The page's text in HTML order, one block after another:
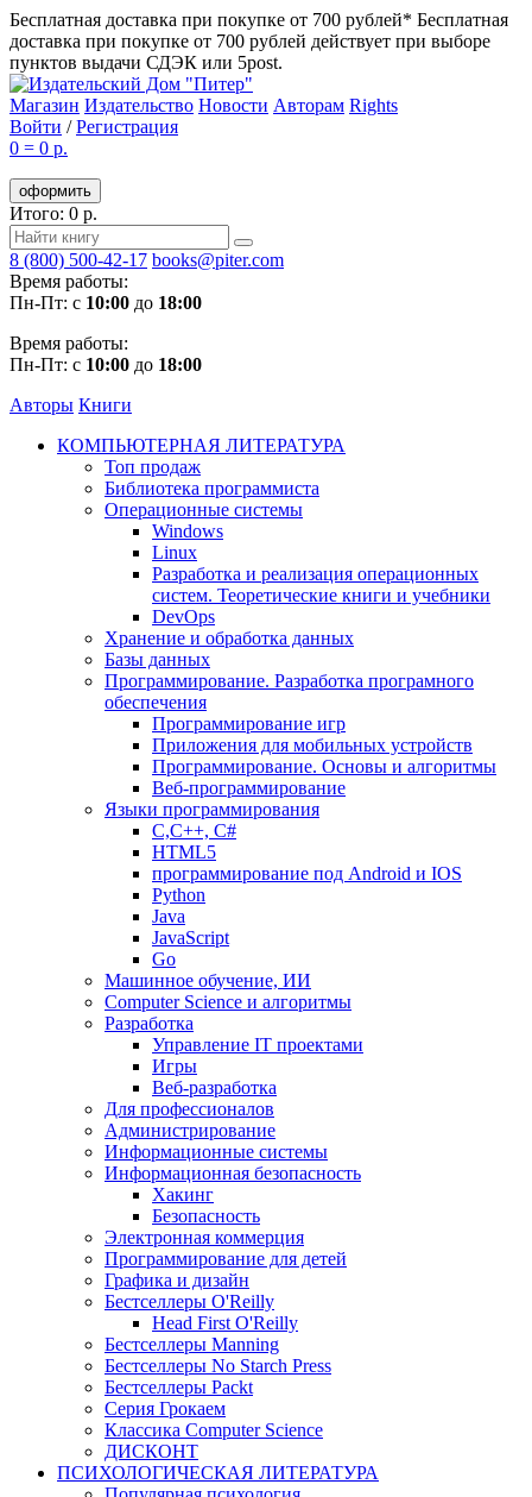
Бесплатная доставка при покупке от 700 рублей* Бесплатная
доставка при покупке от 700 рублей действует при выборе
пунктов выдачи СДЭК или 5post.
Магазин Издательство Новости Авторам Rights
Войти /Регистрация
0 = 0 р.
оформить
Итого: 0 р.
8 (800) 500-42-17 books@piter.com
Время работы:
Пн-Пт: с 10:00 до 18:00
Время работы:
Пн-Пт: с 10:00 до 18:00
Авторы Книги
КОМПЬЮТЕРНАЯ ЛИТЕРАТУРА
Топ продаж
Библиотека программиста
Операционные системы
Windows
Linux
Разработка и реализация операционных
систем. Теоретические книги и учебники
DevOps
Хранение и обработка данных
Базы данных
Программирование. Разработка програмного
обеспечения
Программирование игр
Приложения для мобильных устройств
Программирование. Основы и алгоритмы
Веб-программирование
Языки программирования
С,С++, С#
HTML5
программирование под Android и IOS
Python
Java
JavaScript
Go
Машинное обучение, ИИ
Computer Science и алгоритмы
Разработка
Управление IT проектами
Игры
Веб-разработка
Для профессионалов
Администрирование
Информационные системы
Информационная безопасность
Хакинг
Безопасность
Электронная коммерция
Программирование для детей
Графика и дизайн
Бестселлеры O'Reilly
Head First O'Reilly
Бестселлеры Manning
Бестселлеры No Starch Press
Бестселлеры Packt
Серия Грокаем
Классика Computer Science
ДИСКОНТ
ПСИХОЛОГИЧЕСКАЯ ЛИТЕРАТУРА